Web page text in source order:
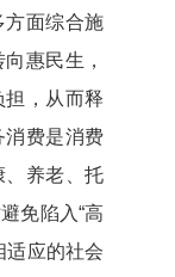
方面综合施
惠民生，
担，从而释
消费是消费
、养老、托
免陷入“高
适应的社会